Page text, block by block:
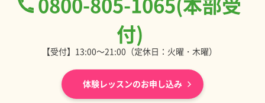
付)
【受付】13:00～21:00（定休日：火曜・木曜）
体験レッスンのお申し込み